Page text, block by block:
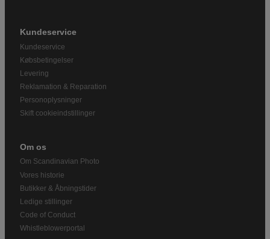
Kundeservice
Kundeservice
Købsbetingelser
Levering
Reklamation & Reparation
Personoplysninger
Skift cookieindstillinger
Om os
Om Scandinavian Photo
Vores historie
Butikker & Åbningstider
Ledige stillinger
Code of Conduct
Whistleblowerportal